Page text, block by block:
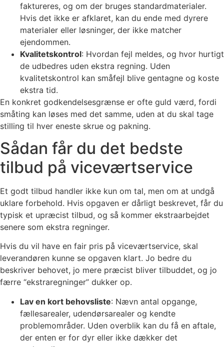
faktureres, og om der bruges standardmaterialer.
Hvis det ikke er afklaret, kan du ende med dyrere
materialer eller løsninger, der ikke matcher
ejendommen.
Kvalitetskontrol: Hvordan fejl meldes, og hvor hurtigt
de udbedres uden ekstra regning. Uden
kvalitetskontrol kan småfejl blive gentagne og koste
ekstra tid.
En konkret godkendelsesgrænse er ofte guld værd, fordi
småting kan løses med det samme, uden at du skal tage
stilling til hver eneste skrue og pakning.
Sådan får du det bedste
tilbud på viceværtservice
Et godt tilbud handler ikke kun om tal, men om at undgå
uklare forbehold. Hvis opgaven er dårligt beskrevet, får du
typisk et upræcist tilbud, og så kommer ekstraarbejdet
senere som ekstra regninger.
Hvis du vil have en fair pris på viceværtservice, skal
leverandøren kunne se opgaven klart. Jo bedre du
beskriver behovet, jo mere præcist bliver tilbuddet, og jo
færre “ekstraregninger” dukker op.
Lav en kort behovsliste: Nævn antal opgange,
fællesarealer, udendørsarealer og kendte
problemområder. Uden overblik kan du få en aftale,
der enten er for dyr eller ikke dækker det